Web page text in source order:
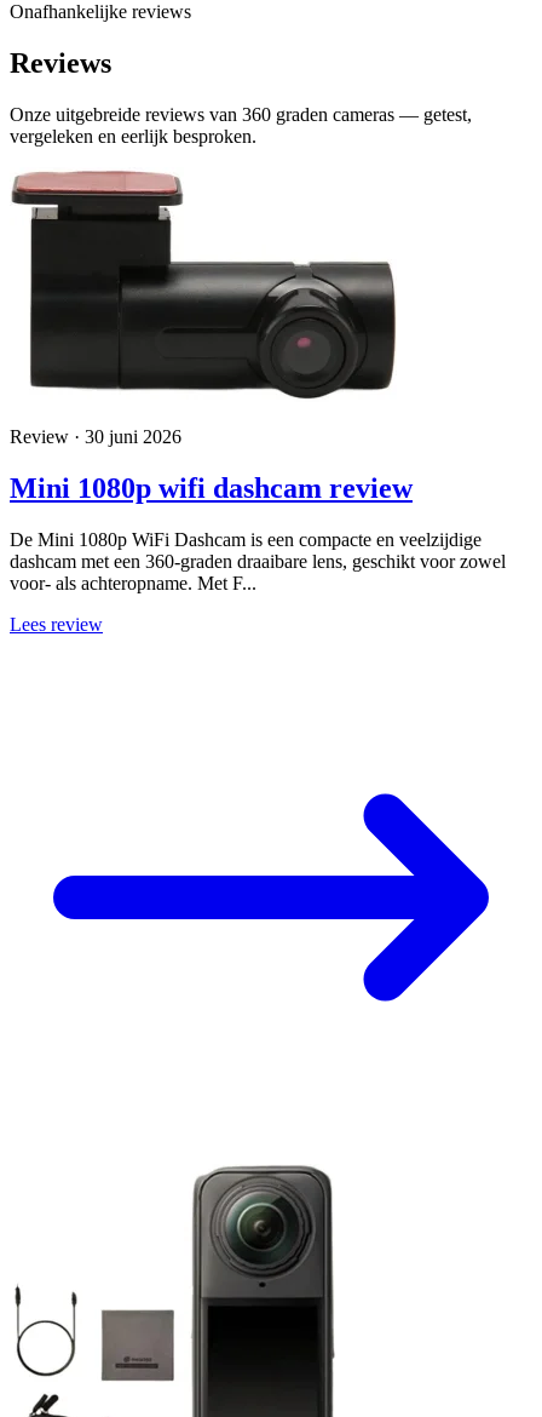
Onafhankelijke reviews
Reviews
Onze uitgebreide reviews van 360 graden cameras — getest,
vergeleken en eerlijk besproken.
Review · 30 juni 2026
Mini 1080p wifi dashcam review
De Mini 1080p WiFi Dashcam is een compacte en veelzijdige
dashcam met een 360-graden draaibare lens, geschikt voor zowel
voor- als achteropname. Met F...
Lees review